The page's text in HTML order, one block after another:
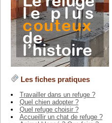
Les fiches pratiques
Travailler dans un refuge ?
Quel chien adopter ?
Quel refuge choisir ?
Accueillir un chat de refuge ?